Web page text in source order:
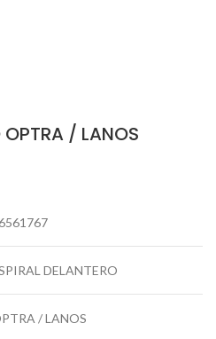
OPTRA / LANOS
DELANTERO
/ LANOS